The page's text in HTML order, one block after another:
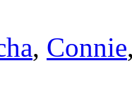
, Connie